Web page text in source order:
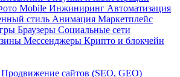
Mobile Инжиниринг Автоматизация
стиль Анимация Маркетплейс
Браузеры Социальные сети
Мессенджеры Крипто и блокчейн
Продвижение сайтов (SEO, GEO)